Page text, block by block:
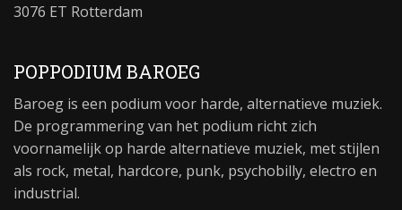
3076 ET Rotterdam
POPPODIUM BAROEG
Baroeg is een podium voor harde, alternatieve muziek.
De programmering van het podium richt zich
voornamelijk op harde alternatieve muziek, met stijlen
als rock, metal, hardcore, punk, psychobilly, electro en
industrial.